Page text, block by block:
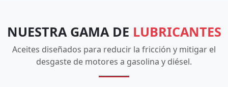
NUESTRA GAMA DE LUBRICANTES
Aceites diseñados para reducir la fricción y mitigar el
desgaste de motores a gasolina y diésel.